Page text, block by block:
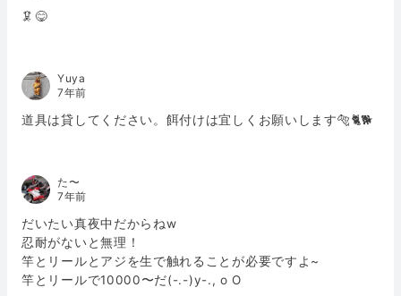
🦑😋
Yuya
7年前
道具は貸してください。餌付けは宜しくお願いします🐅🐈🐕
た〜
7年前
だいたい真夜中だからねw
忍耐がないと無理！
竿とリールとアジを生で触れることが必要ですよ~
竿とリールで10000〜だ(-.-)y-., o O